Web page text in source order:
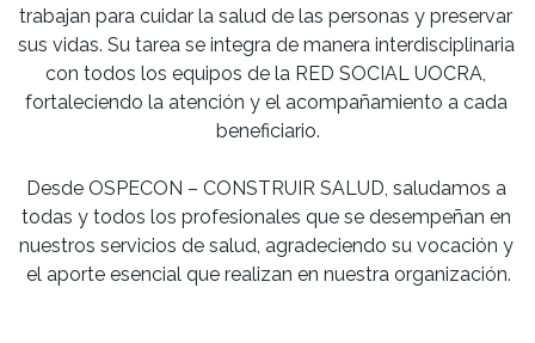
trabajan para cuidar la salud de las personas y preservar
sus vidas. Su tarea se integra de manera interdisciplinaria
con todos los equipos de la RED SOCIAL UOCRA,
fortaleciendo la atención y el acompañamiento a cada
beneficiario.
Desde OSPECON – CONSTRUIR SALUD, saludamos a
todas y todos los profesionales que se desempeñan en
nuestros servicios de salud, agradeciendo su vocación y